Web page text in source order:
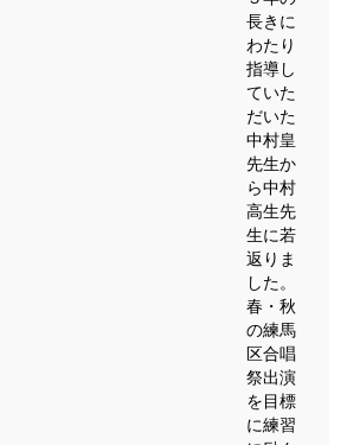
長きに
わたり
指導し
ていた
だいた
中村皇
先生か
ら中村
高生先
生に若
返りま
した。
春・秋
の練馬
区合唱
祭出演
を目標
に練習